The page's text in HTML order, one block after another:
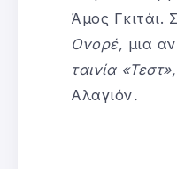
Άμος Γκιτάι.
Ονορέ, μια
ταινία
Αλαγιόν.